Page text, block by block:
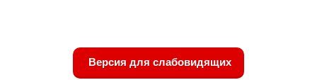
Версия для слабовидящих